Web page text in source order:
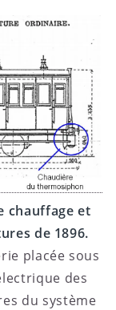
chauffage et
de 1896.
placée sous
des
du système